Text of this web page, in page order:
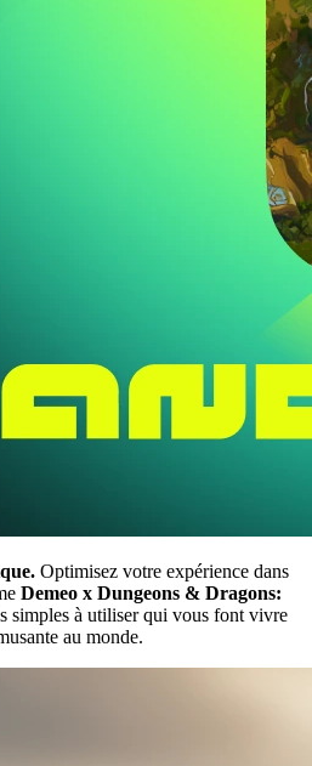
Optimisez votre expérience dans
Demeo x Dungeons & Dragons:
simples à utiliser qui vous font vivre
au monde.